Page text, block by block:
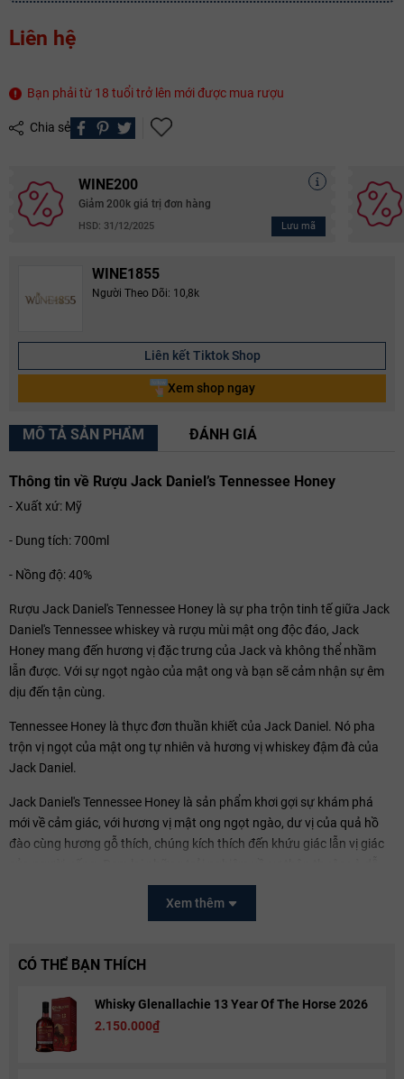
Liên hệ
Bạn phải từ 18 tuổi trở lên mới được mua rượu
Chia sẻ
WINE200
Giảm 200k giá trị đơn hàng
HSD: 31/12/2025 Lưu mã
WINE1855
Người Theo Dõi: 10,8k
Liên kết Tiktok Shop
Xem shop ngay
MÔ TẢ SẢN PHẨM ĐÁNH GIÁ
Thông tin về Rượu Jack Daniel’s Tennessee Honey
- Xuất xứ: Mỹ
- Dung tích: 700ml
- Nồng độ: 40%
Rượu Jack Daniel's Tennessee Honey là sự pha trộn tinh tế giữa Jack
Daniel's Tennessee whiskey và rượu mùi mật ong độc đáo, Jack
Honey mang đến hương vị đặc trưng của Jack và không thể nhầm
lẫn được. Với sự ngọt ngào của mật ong và bạn sẽ cảm nhận sự êm
dịu đến tận cùng.
Tennessee Honey là thực đơn thuần khiết của Jack Daniel. Nó pha
trộn vị ngọt của mật ong tự nhiên và hương vị whiskey đậm đà của
Jack Daniel.
Jack Daniel's Tennessee Honey là sản phẩm khơi gợi sự khám phá
mới về cảm giác, với hương vị mật ong ngọt ngào, dư vị của quả hồ
đào cùng hương gỗ thích, chúng kích thích đến khứu giác lẫn vị giác
Xem thêm
CÓ THỂ BẠN THÍCH
Whisky Glenallachie 13 Year Of The Horse 2026
2.150.000₫